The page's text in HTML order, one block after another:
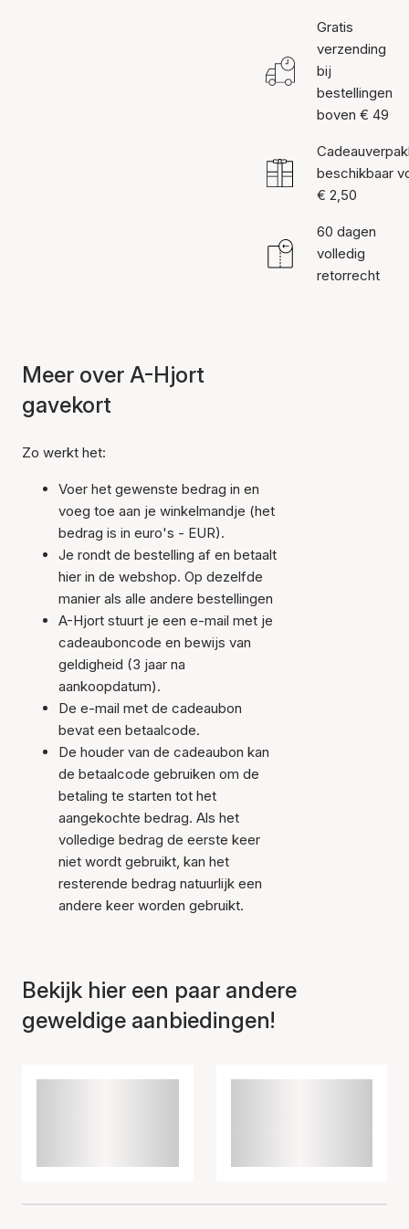
Gratis
verzending
bij
bestellingen
boven € 49
beschikbaar
€ 2,50
60 dagen
volledig
retorrecht
Meer over A-Hjort
gavekort
Zo werkt het:
Voer het gewenste bedrag in en
voeg toe aan je winkelmandje (het
bedrag is in euro's - EUR).
Je rondt de bestelling af en betaalt
hier in de webshop. Op dezelfde
manier als alle andere bestellingen
A-Hjort stuurt je een e-mail met je
cadeauboncode en bewijs van
geldigheid (3 jaar na
aankoopdatum).
De e-mail met de cadeaubon
bevat een betaalcode.
De houder van de cadeaubon kan
de betaalcode gebruiken om de
betaling te starten tot het
aangekochte bedrag. Als het
volledige bedrag de eerste keer
niet wordt gebruikt, kan het
resterende bedrag natuurlijk een
andere keer worden gebruikt.
Bekijk hier een paar andere
geweldige aanbiedingen!